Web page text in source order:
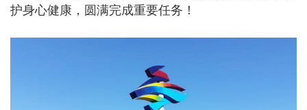
护身心健康，圆满完成重要任务！